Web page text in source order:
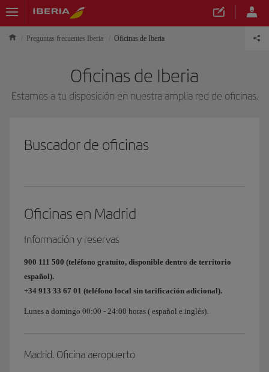
Preguntas frecuentes Iberia Oficinas de Iberia
Oficinas de Iberia
Estamos a tu disposición en nuestra amplia red de oficinas.
Buscador de oficinas
Oficinas en Madrid
Información y reservas
900 111 500 (teléfono gratuito, disponible dentro de territorio
español).
+34 913 33 67 01 (teléfono local sin tarificación adicional).
Lunes a domingo 00:00 - 24:00 horas ( español e inglés).
Madrid. Oficina aeropuerto